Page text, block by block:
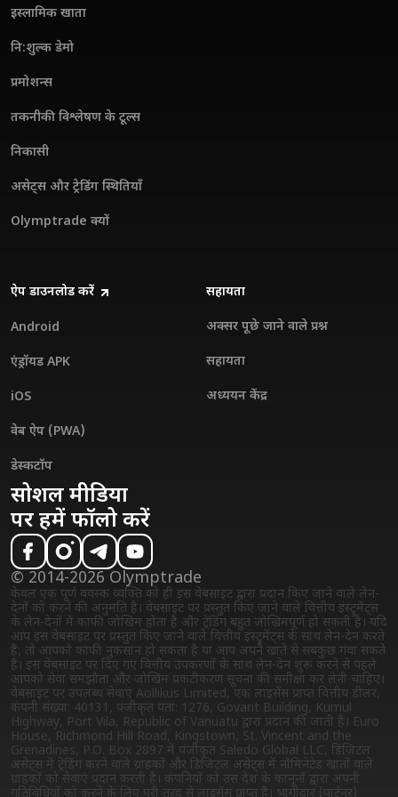
इस्लामिक खाता
नि:शुल्क डेमो
प्रमोशन्स
तकनीकी विश्लेषण के टूल्स
निकासी
असेट्स और ट्रेडिंग स्थितियाँ
Olymptrade क्यों
ऐप डाउनलोड करें
Android
एंड्रॉयड APK
iOS
वेब ऐप (PWA)
डेस्कटॉप
सहायता
अक्सर पूछे जाने वाले प्रश्न
सहायता
अध्ययन केंद्र
सोशल मीडिया
पर हमें फॉलो करें
© 2014-2026 Olymptrade
केवल एक पूर्ण वयस्क व्यक्ति को ही इस वेबसाइट द्वारा प्रदान किए जाने वाले लेन-
देनों को करने की अनुमति है। वेबसाइट पर प्रस्तुत किए जाने वाले वित्तीय इंस्ट्रुमेंट्स
के लेन-देनों में काफी जोखिम होता है और ट्रेडिंग बहुत जोखिमपूर्ण हो सकती है। यदि
आप इस वेबसाइट पर प्रस्तुत किए जाने वाले वित्तीय इंस्ट्रुमेंट्स के साथ लेन-देन करते
हैं, तो आपको काफी नुकसान हो सकता है या आप अपने खाते से सबकुछ गंवा सकते
हैं। इस वेबसाइट पर दिए गए वित्तीय उपकरणों के साथ लेन-देन शुरू करने से पहले
आपको सेवा समझौता और जोखिम प्रकटीकरण सूचना की समीक्षा कर लेनी चाहिए।
वेबसाइट पर उपलब्ध सेवाएं Aollikus Limited, एक लाइसेंस प्राप्त वित्तीय डीलर,
कंपनी संख्या: 40131, पंजीकृत पता: 1276, Govant Building, Kumul
Highway, Port Vila, Republic of Vanuatu द्वारा प्रदान की जाती हैं। Euro
House, Richmond Hill Road, Kingstown, St. Vincent and the
Grenadines, P.O. Box 2897 में पंजीकृत Saledo Global LLC, डिजिटल
असेट्स में ट्रेडिंग करने वाले ग्राहकों और डिजिटल असेट्स में नॉमिनेटेड खातों वाले
ग्राहकों को सेवाएं प्रदान करती है। कंपनियों को उस देश के कानूनों द्वारा अपनी